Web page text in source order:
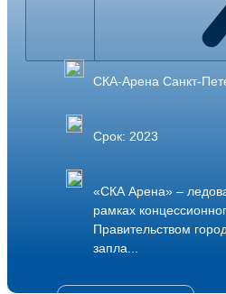
СКА-Арена Санкт-
Срок: 2023
«СКА Арена» –
рамках
Правительством
запла...